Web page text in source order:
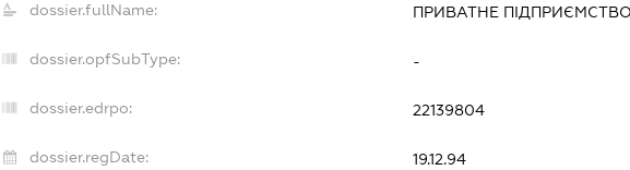
dossier.fullName: ПРИВАТНЕ
dossier.opfSubType: -
dossier.edrpo: 22139804
dossier.regDate: 19.12.94